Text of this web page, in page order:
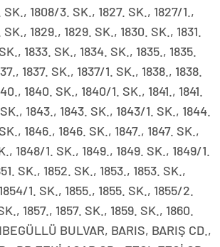
SK., 1808/3. SK., 1827. SK., 1827/1.,
1829., 1829. SK., 1830. SK., 1831.
1833. SK., 1834. SK., 1835., 1835.
1837. SK., 1837/1. SK., 1838., 1838.
1840. SK., 1840/1. SK., 1841., 1841.
1843., 1843. SK., 1843/1. SK., 1844.
1846., 1846. SK., 1847., 1847. SK.,
1848/1. SK., 1849., 1849. SK., 1849/1.
SK., 1852. SK., 1853., 1853. SK.,
1. SK., 1855., 1855. SK., 1855/2.
1857., 1857. SK., 1859. SK., 1860.
BULVAR, BARIS, BARIŞ CD.,